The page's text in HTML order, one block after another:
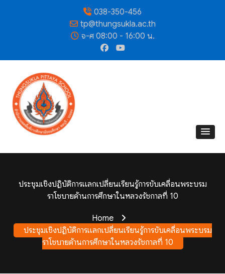
038-350-456
tp@thungsukla.ac.th
จ-ศ 08:00 - 16:00 น.
ประชุมเชิงปฏิบัติการแลกเปลี่ยนเรียนรู้การขับเคลื่อนพระบรม
ราโชบายด้านการศึกษาในหลวงรัชกาลที่ 10
Home
ประชุมเชิงปฏิบัติการแลกเปลี่ยนเรียนรู้การขับเคลื่อนพระบรม
ราโชบายด้านการศึกษาในหลวงรัชกาลที่ 10